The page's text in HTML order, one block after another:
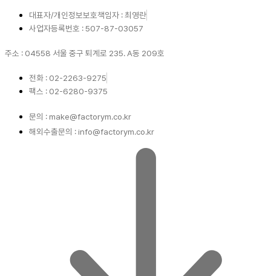
대표자/개인정보보호책임자 : 최영란
사업자등록번호 : 507-87-03057
주소 : 04558 서울 중구 퇴계로 235. A동 209호
전화 : 02-2263-9275
팩스 : 02-6280-9375
문의 : make@factorym.co.kr
해외수출문의 : info@factorym.co.kr